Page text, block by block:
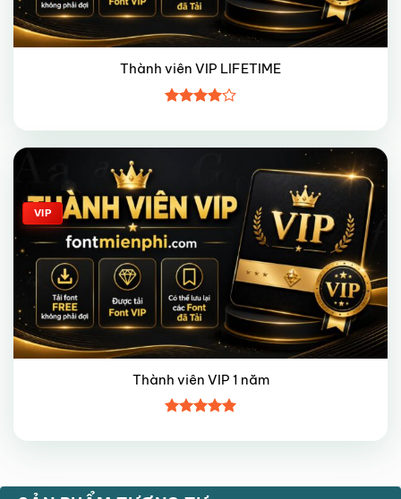
Thành viên VIP LIFETIME
xếp hạng
45 sao
Giảm giá!
VIP
Thành viên VIP 1 năm
hạng55